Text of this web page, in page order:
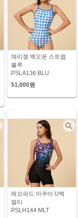
체리잼 백오픈 스트랩
블루
PSLA136 BLU
51,000원
레오파드 아쿠아 U백
멀티
PSLH144 MLT